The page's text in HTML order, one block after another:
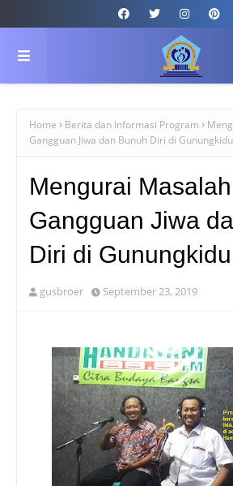
Home Berita dan Informasi Program
Gangguan Jiwa dan Bunuh Diri di
Mengurai Masalah
Gangguan Jiwa
Diri di
gusbroer September 23, 2019